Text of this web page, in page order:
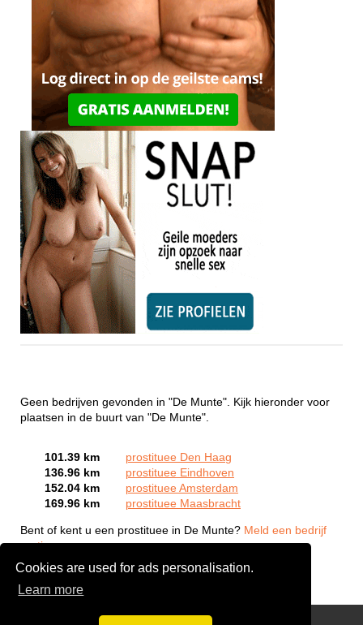
Cookies are used for ads personalisation.
Learn more
Geen bedrijven gevonden in "De Munte". Kijk hieronder voor
plaatsen in de buurt van "De Munte".
101.39 km
prostituee Den Haag
136.96 km
prostituee Eindhoven
152.04 km
prostituee Amsterdam
169.96 km
prostituee Maasbracht
Bent of kent u een prostituee in De Munte? Meld een bedrijf
gratis aan